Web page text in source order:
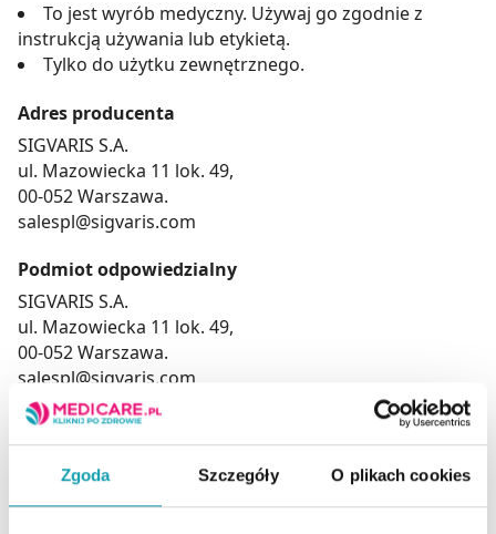
Zgoda Szczegóły O plikach cookies
To jest wyrób medyczny. Używaj go zgodnie z
instrukcją używania lub etykietą.
Tylko do użytku zewnętrznego.
Adres producenta
SIGVARIS S.A.
ul. Mazowiecka 11 lok. 49,
00-052 Warszawa.
salespl@sigvaris.com
Podmiot odpowiedzialny
SIGVARIS S.A.
ul. Mazowiecka 11 lok. 49,
00-052 Warszawa.
salespl@sigvaris.com
To jest wyrób medyczny. Używaj go zgodnie z
instrukcją używania lub etykietą.